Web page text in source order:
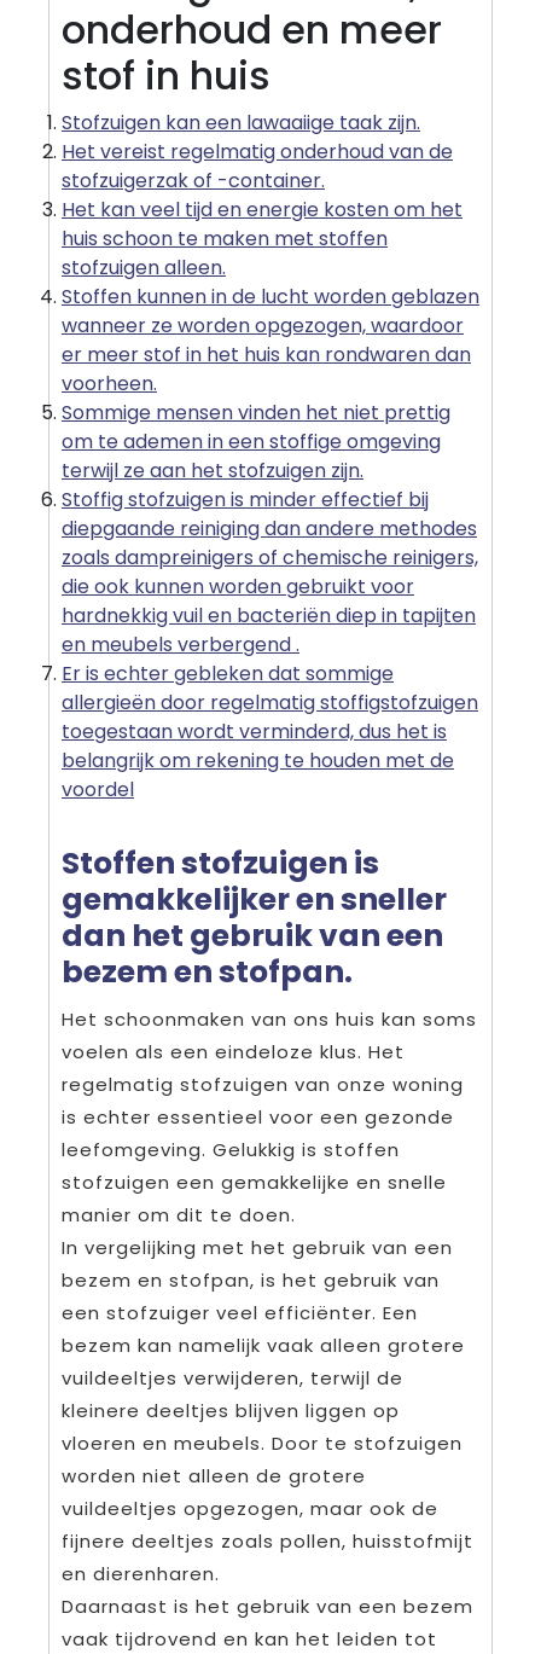
onderhoud en meer
stof in huis
Stofzuigen kan een lawaaiige taak zijn.
Het vereist regelmatig onderhoud van de
stofzuigerzak of -container.
Het kan veel tijd en energie kosten om het
huis schoon te maken met stoffen
stofzuigen alleen.
Stoffen kunnen in de lucht worden geblazen
wanneer ze worden opgezogen, waardoor
er meer stof in het huis kan rondwaren dan
voorheen.
Sommige mensen vinden het niet prettig
om te ademen in een stoffige omgeving
terwijl ze aan het stofzuigen zijn.
Stoffig stofzuigen is minder effectief bij
diepgaande reiniging dan andere methodes
zoals dampreinigers of chemische reinigers,
die ook kunnen worden gebruikt voor
hardnekkig vuil en bacteriën diep in tapijten
en meubels verbergend .
Er is echter gebleken dat sommige
allergieën door regelmatig stoffigstofzuigen
toegestaan ​​wordt verminderd, dus het is
belangrijk om rekening te houden met de
voordel
Stoffen stofzuigen is
gemakkelijker en sneller
dan het gebruik van een
bezem en stofpan.
Het schoonmaken van ons huis kan soms
voelen als een eindeloze klus. Het
regelmatig stofzuigen van onze woning
is echter essentieel voor een gezonde
leefomgeving. Gelukkig is stoffen
stofzuigen een gemakkelijke en snelle
manier om dit te doen.
In vergelijking met het gebruik van een
bezem en stofpan, is het gebruik van
een stofzuiger veel efficiënter. Een
bezem kan namelijk vaak alleen grotere
vuildeeltjes verwijderen, terwijl de
kleinere deeltjes blijven liggen op
vloeren en meubels. Door te stofzuigen
worden niet alleen de grotere
vuildeeltjes opgezogen, maar ook de
fijnere deeltjes zoals pollen, huisstofmijt
en dierenharen.
Daarnaast is het gebruik van een bezem
vaak tijdrovend en kan het leiden tot